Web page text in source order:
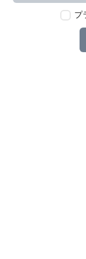
のとします。
第2条　個人情
本ポリシー
利用の停止
プ